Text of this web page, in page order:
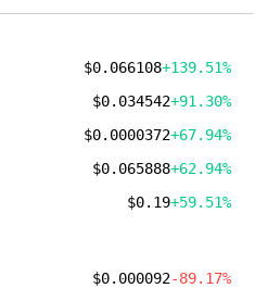
$0.066108+139.51%
$0.034542+91.30%
$0.0000372+67.94%
$0.065888+62.94%
$0.19+59.51%
$0.000092-89.17%